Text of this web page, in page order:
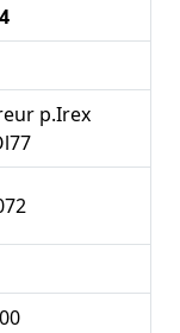
p.Irex